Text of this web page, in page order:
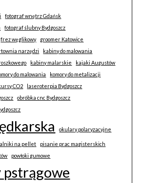
fotograf wnętrz Gdańsk
fotograf ślubny Bydgoszcz
frez węglikowy
groomer Katowice
narzędzi
kabiny do malowania
kabiny malarskie
kajaki Augustów
do malowania
komory do metalizacji
CO2
laseroterpia Bydgoszcz
obróbka cnc Bydgoszcz
okulary polaryzacyjne
na pellet
pisanie prac magisterskich
powłoki gumowe